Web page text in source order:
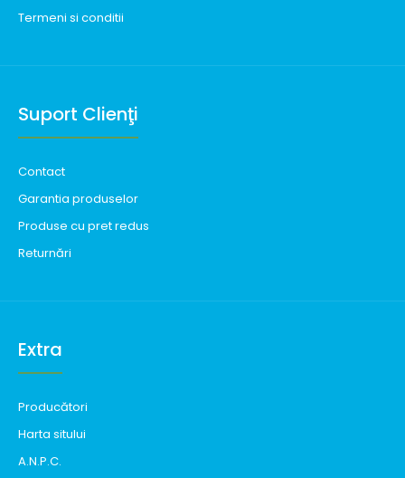
Termeni si conditii
Suport Clienţi
Contact
Garantia produselor
Produse cu pret redus
Returnări
Extra
Producători
Harta sitului
A.N.P.C.